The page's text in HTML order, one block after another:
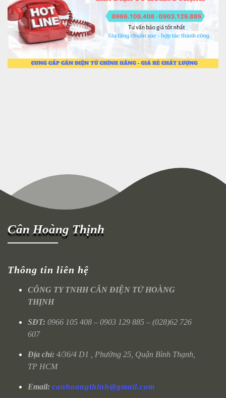
Cân Hoàng Thịnh
Thông tin liên hệ
CÔNG TY TNHH CÂN ĐIỆN TỬ HOÀNG
THỊNH
SĐT: 0966 105 408 – 0903 129 885 – (028)62 726
607
Địa chỉ: 4/36/4 D1 , Phường 25, Quận Bình Thạnh,
TP HCM
Email: canhoangthinh@gmail.com